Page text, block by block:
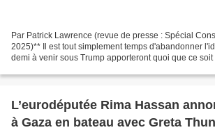
Par Patrick Lawrence (revue de presse : Spécial
2025)** Il est tout simplement temps d'abandonner
demi à venir sous Trump apporteront quoi que ce
L’eurodéputée Rima Hassan
à Gaza en bateau avec Greta